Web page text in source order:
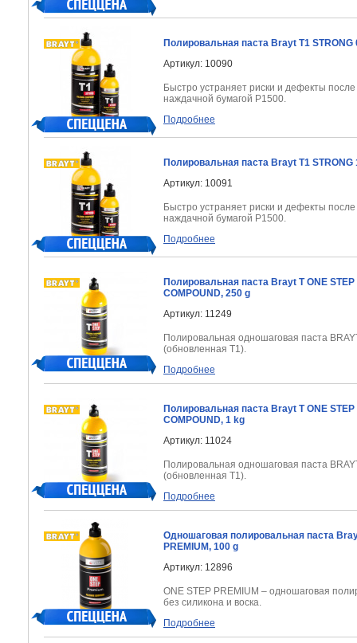
Полировальная паста Brayt Т1 STRONG
Артикул: 10090
Быстро устраняет риски и дефекты
наждачной бумагой Р1500.
Подробнее
Полировальная паста Brayt Т1 STRONG
Артикул: 10091
Быстро устраняет риски и дефекты
наждачной бумагой Р1500.
Подробнее
Полировальная паста Brayt T ONE STEP
COMPOUND, 250 g
Артикул: 11249
Полировальная одношаговая паста
(обновленная T1).
Подробнее
Полировальная паста Brayt T ONE STEP
COMPOUND, 1 kg
Артикул: 11024
Полировальная одношаговая паста
(обновленная T1).
Подробнее
Одношаговая полировальная паста
PREMIUM, 100 g
Артикул: 12896
ONE STEP PREMIUM – одношаговая
без силикона и воска.
Подробнее